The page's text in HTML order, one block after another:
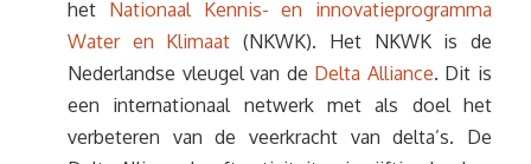
het Nationaal Kennis- en innovatieprogramma
Water en Klimaat (NKWK). Het NKWK is de
Nederlandse vleugel van de Delta Alliance. Dit is
een internationaal netwerk met als doel het
verbeteren van de veerkracht van delta’s. De